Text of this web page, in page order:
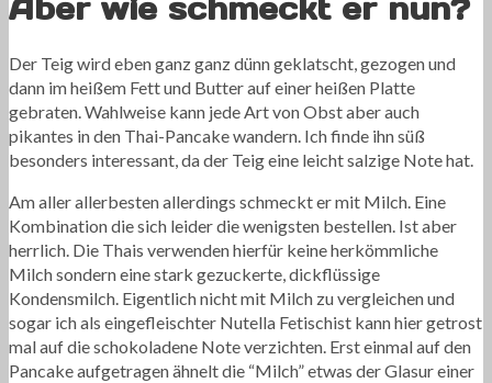
Aber wie schmeckt er nun?
Der Teig wird eben ganz ganz dünn geklatscht, gezogen und
dann im heißem Fett und Butter auf einer heißen Platte
gebraten. Wahlweise kann jede Art von Obst aber auch
pikantes in den Thai-Pancake wandern. Ich finde ihn süß
besonders interessant, da der Teig eine leicht salzige Note hat.
Am aller allerbesten allerdings schmeckt er mit Milch. Eine
Kombination die sich leider die wenigsten bestellen. Ist aber
herrlich. Die Thais verwenden hierfür keine herkömmliche
Milch sondern eine stark gezuckerte, dickflüssige
Kondensmilch. Eigentlich nicht mit Milch zu vergleichen und
sogar ich als eingefleischter Nutella Fetischist kann hier getrost
mal auf die schokoladene Note verzichten. Erst einmal auf den
Pancake aufgetragen ähnelt die “Milch” etwas der Glasur einer